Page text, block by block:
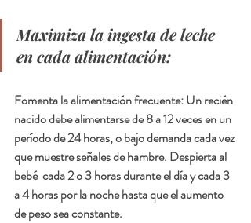
Maximiza la ingesta de leche
en cada alimentación:
Fomenta la alimentación frecuente: Un recién
nacido debe alimentarse de 8 a 12 veces en un
período de 24 horas, o bajo demanda cada vez
que muestre señales de hambre. Despierta al
bebé  cada 2 o 3 horas durante el día y cada 3
a 4 horas por la noche hasta que el aumento
de peso sea constante.